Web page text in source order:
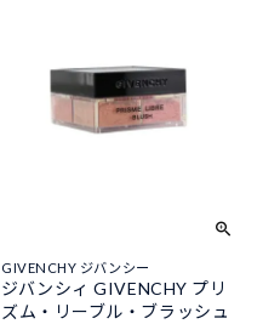
GIVENCHY ジバンシー
ジバンシィ GIVENCHY プリ
ズム・リーブル・ブラッシュ